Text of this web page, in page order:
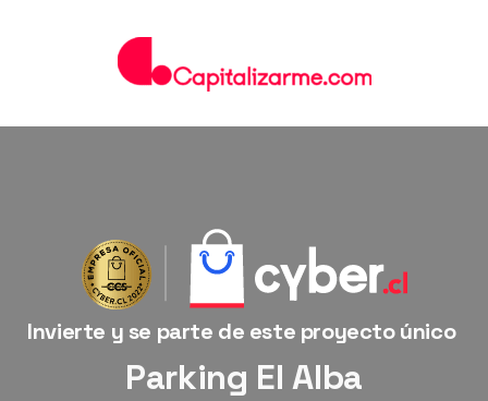
Invierte y se parte de este proyecto único
Parking El Alba